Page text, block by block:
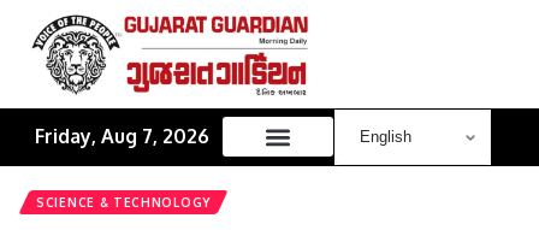
Friday, Aug 7, 2026
SCIENCE & TECHNOLOGY